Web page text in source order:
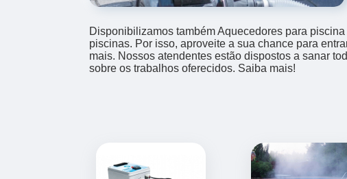
Disponibilizamos também Aquecedores para
piscinas. Por isso, aproveite a sua chance para
mais. Nossos atendentes estão dispostos a sanar
sobre os trabalhos oferecidos. Saiba mais!